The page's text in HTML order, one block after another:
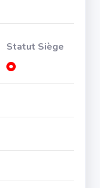
Statut Siège